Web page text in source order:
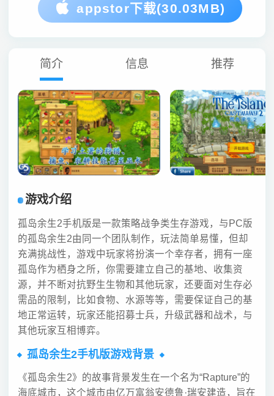
appstor下载(30.03MB)
简介 信息 推荐
游戏介绍
孤岛余生2手机版是一款策略战争类生存游戏，与PC版
的孤岛余生2由同一个团队制作，玩法简单易懂，但却
充满挑战性，游戏中玩家将扮演一个幸存者，拥有一座
孤岛作为栖身之所，你需要建立自己的基地、收集资
源，并不断对抗野生生物和其他玩家，还要面对生存必
需品的限制，比如食物、水源等等，需要保证自己的基
地正常运转，玩家还能招募士兵，升级武器和战术，与
其他玩家互相博弈。
孤岛余生2手机版游戏背景
《孤岛余生2》的故事背景发生在一个名为“Rapture”的
海底城市，这个城市由亿万富翁安德鲁·瑞安建造，旨在